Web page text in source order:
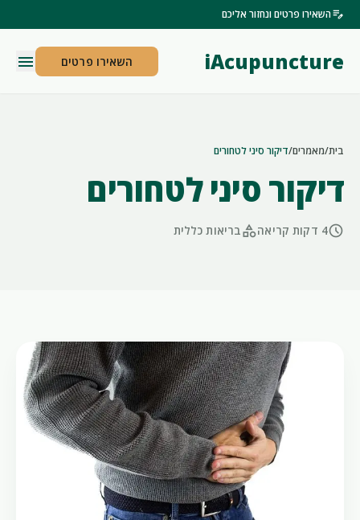
edit_noteהשאירו פרטים ונחזור אליכם
iAcupuncture השאירו פרטים menu
בית/מאמרים/דיקור סיני לטחורים
דיקור סיני לטחורים
schedule4 דקות קריאה categoryבריאות כללית